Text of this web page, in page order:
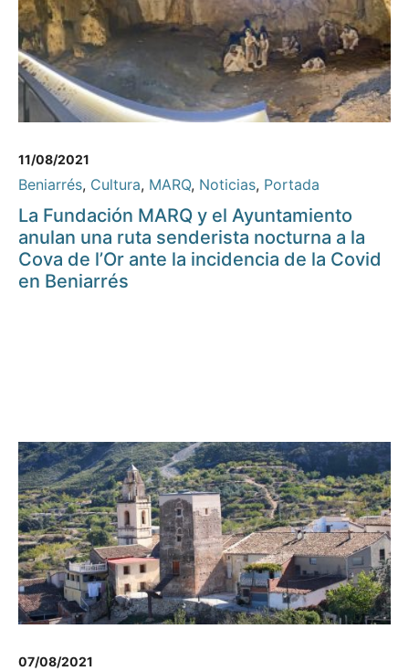
11/08/2021
Beniarrés, Cultura, MARQ, Noticias, Portada
La Fundación MARQ y el Ayuntamiento
anulan una ruta senderista nocturna a la
Cova de l’Or ante la incidencia de la Covid
en Beniarrés
07/08/2021